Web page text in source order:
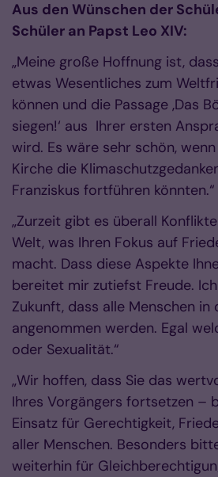
Aus den Wünschen der
Schüler an Papst Leo XIV:
„Meine große Hoffnung ist,
etwas Wesentliches zum
können und die Passage ‚Das
siegen!‘ aus Ihrer ersten
wird. Es wäre sehr schön, wenn
Kirche die
Franziskus fortführen könnten.“
„Zurzeit gibt es überall
Welt, was Ihren Fokus auf
macht. Dass diese Aspekte
bereitet mir zutiefst Freude.
Zukunft, dass alle Menschen
angenommen werden. Egal
oder Sexualität.“
„Wir hoffen, dass Sie das
Ihres Vorgängers fortsetzen –
Einsatz für Gerechtigkeit,
aller Menschen. Besonders
weiterhin für